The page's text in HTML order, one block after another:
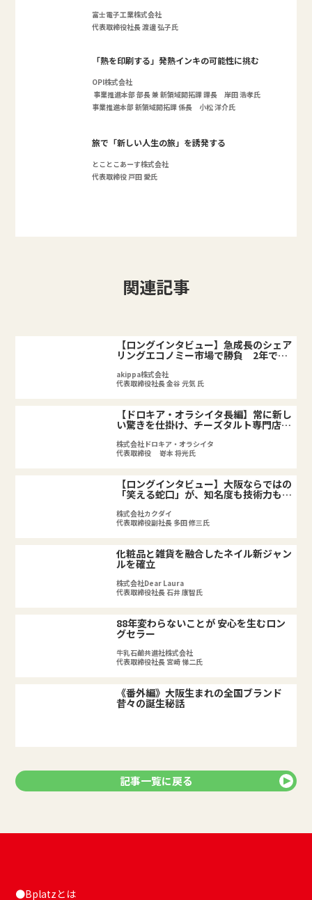
富士電子工業株式会社
代表取締役社長 渡邊 弘子氏
「熱を印刷する」発熱インキの可能性に挑む
OPI株式会社
事業推進本部 部長 兼 新領域開拓課 課長 岸田 浩孝氏
事業推進本部 新領域開拓課 係長 小松 洋介氏
旅で「新しい人生の旅」を誘発する
とことこあーす株式会社
代表取締役 戸田 愛氏
関連記事
【ロングインタビュー】急成長のシェア
リングエコノミー市場で勝負 2年でコ
akippa株式会社
代表取締役社長 金谷 元気 氏
【ドロキア・オラシイタ長編】常に新し
い驚きを仕掛け、チーズタルト専門店で
株式会社ドロキア・オラシイタ
代表取締役 嵜本 将光氏
【ロングインタビュー】大阪ならではの
「笑える蛇口」が、知名度も技術力も高
株式会社カクダイ
代表取締役副社長 多田 修三氏
化粧品と雑貨を融合したネイル新ジャン
ルを確立
株式会社Dear Laura
代表取締役社長 石井 康智氏
88年変わらないことが 安心を生むロン
グセラー
牛乳石鹼共進社株式会社
代表取締役社長 宮崎 悌二氏
《番外編》大阪生まれの全国ブランド
昔々の誕生秘話
記事一覧に戻る
●Bplatzとは